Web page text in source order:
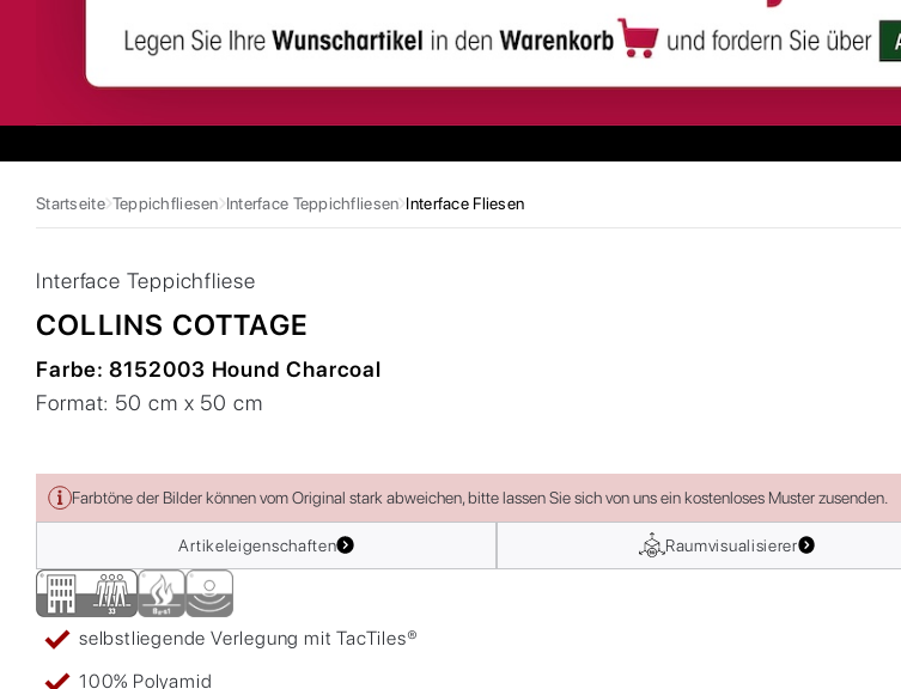
Startseite Teppichfliesen Interface Teppichfliesen Interface Fliesen
Interface Teppichfliese
COLLINS COTTAGE
Farbe:8152003 Hound Charcoal
Format: 50 cm x 50 cm
Farbtöne der Bilder können vom Original stark abweichen, bitte lassen Sie sich von uns ein kostenloses Muster zusenden.
Artikeleigenschaften Raumvisualisierer
selbstliegende Verlegung mit TacTiles®
100% Polyamid